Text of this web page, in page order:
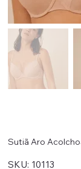
Sutiã Aro
SKU: SKU
10113